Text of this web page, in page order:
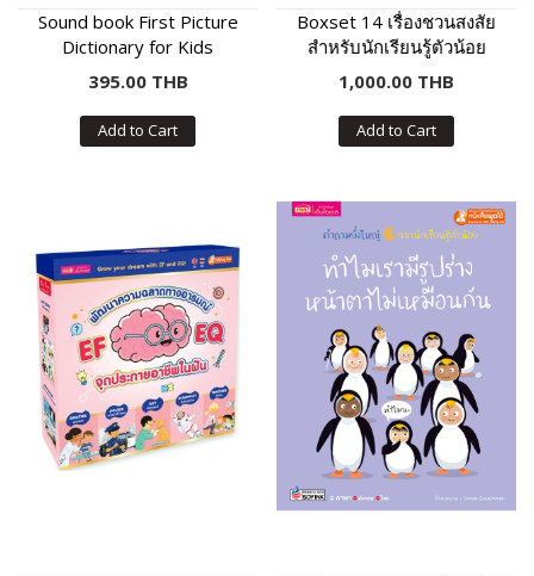
Sound book First Picture
Dictionary for Kids
395.00 THB
Add to Cart
Boxset 14 เรื่องชวนสงสัย
สำหรับนักเรียนรู้ตัวน้อย
1,000.00 THB
Add to Cart